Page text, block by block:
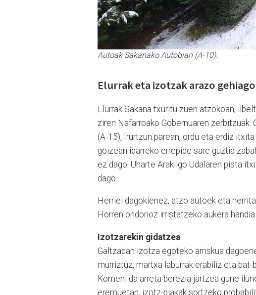
Autoak Sakanako Autobian (A-10).
Elurrak eta izotzak arazo
Elurrak Sakana txuritu zuen atzokoan,
ziren Nafarroako Gobernuaren
(A-15), Irurtzun parean, ordu eta erdiz
goizean ibarreko errepide sare guztia
ez dago. Uharte Arakilgo Udalaren pista
dago.
Herriei dagokienez, atzo autoek eta
Horren ondorioz irristatzeko aukera
Izotzarekin gidatzea
Galtzadan izotza egoteko arriskua
murriztuz, martxa laburrak erabiliz eta
Komeni da arreta berezia jartzea gune
eremuetan, izotz-plakak sortzeko